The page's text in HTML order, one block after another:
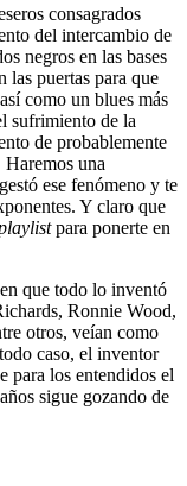
consagrados
del intercambio de
negros en las bases
las puertas para que
como un blues más
sufrimiento de la
de probablemente
Haremos una
ese fenómeno y te
Y claro que
para ponerte en
que todo lo inventó
Ronnie Wood,
otros, veían como
caso, el inventor
para los entendidos el
sigue gozando de